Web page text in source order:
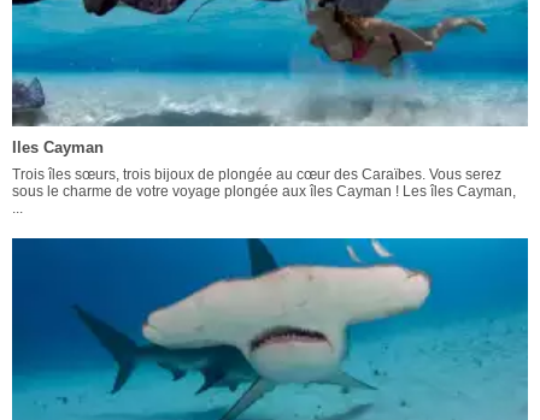
Iles Cayman
Trois îles sœurs, trois bijoux de plongée au cœur des Caraïbes. Vous serez
sous le charme de votre voyage plongée aux îles Cayman ! Les îles Cayman,